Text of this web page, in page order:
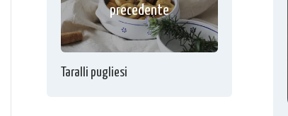
precedente
Taralli pugliesi